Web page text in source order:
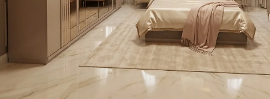
Bine ai venit la GIVASTAR!